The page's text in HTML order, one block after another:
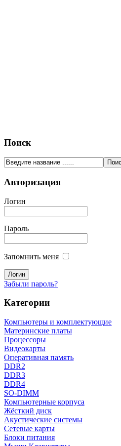
Поиск
Авторизация
Логин
Пароль
Запомнить меня
Забыли пароль?
Категории
Компьютеры и комплектующие
Материнские платы
Процессоры
Видеокарты
Оперативная память
DDR2
DDR3
DDR4
SO-DIMM
Компьютерные корпуса
Жёсткий диск
Акустические системы
Сетевые карты
Блоки питания